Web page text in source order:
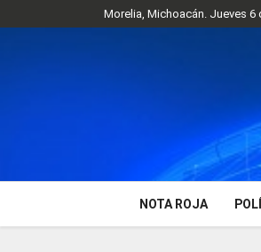
Morelia, Michoacán. Jueves 6
NOTA ROJA